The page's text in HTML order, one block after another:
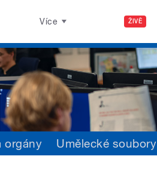
ŽIVĚ
Více
orgány Umělecké soubory